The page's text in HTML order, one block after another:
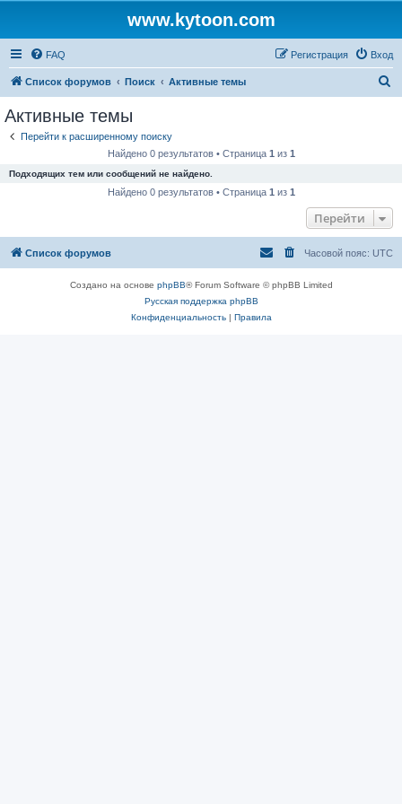
www.kytoon.com
FAQ Вход
Регистрация
Список форумов Поиск Активные темы
Активные темы
Перейти к расширенному поиску
Найдено 0 результатов • Страница 1 из 1
Подходящих тем или сообщений не найдено.
Найдено 0 результатов • Страница 1 из 1
Перейти
Список форумов Часовой пояс: UTC
Создано на основе phpBB® Forum Software © phpBB Limited
Русская поддержка phpBB
Конфиденциальность| Правила